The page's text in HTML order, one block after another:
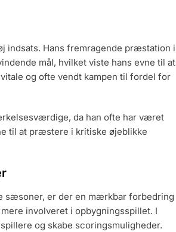
indsats. Hans fremragende præstation i
mål, hvilket viste hans evne til at
og ofte vendt kampen til fordel for
da han ofte har været
til at præstere i kritiske øjeblikke
sæsoner, er der en mærkbar forbedring
involveret i opbygningsspillet. I
og skabe scoringsmuligheder.